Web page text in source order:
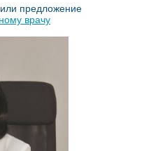
предложение
врачу